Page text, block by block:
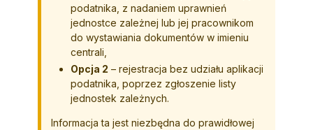
podatnika, z nadaniem uprawnień
jednostce zależnej lub jej pracownikom
do wystawiania dokumentów w imieniu
centrali,
Opcja 2 – rejestracja bez udziału aplikacji
podatnika, poprzez zgłoszenie listy
jednostek zależnych.
Informacja ta jest niezbędna do prawidłowej